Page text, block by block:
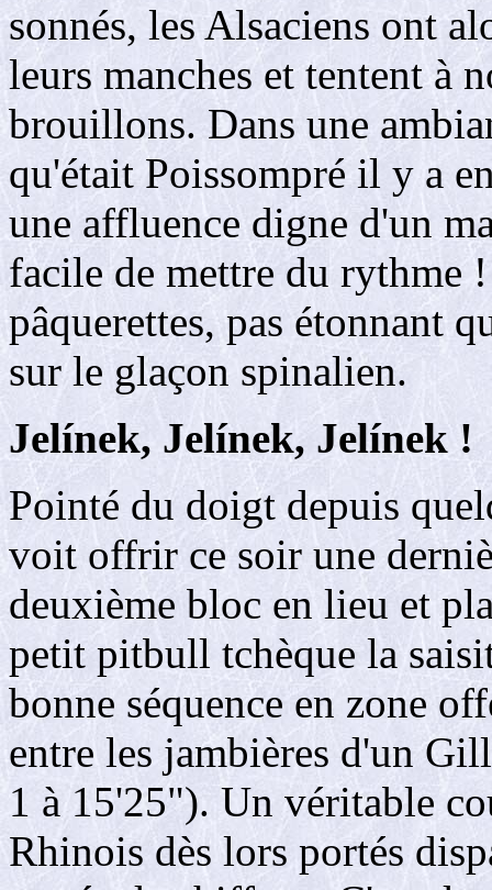
sonnés, les Alsaciens ont
leurs manches et tentent à
brouillons. Dans une
qu'était Poissompré il y a
une affluence digne d'un
facile de mettre du rythme
pâquerettes, pas étonnant
sur le glaçon spinalien.
Jelínek, Jelínek, Jelínek !
Pointé du doigt depuis
voit offrir ce soir une
deuxième bloc en lieu et
petit pitbull tchèque la
bonne séquence en zone
entre les jambières d'un
1 à 15'25"). Un véritable
Rhinois dès lors portés